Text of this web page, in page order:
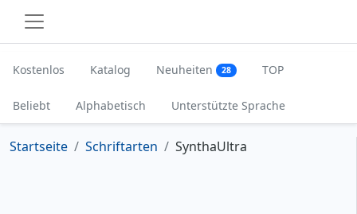
Kostenlos Katalog Neuheiten 28 TOP
Beliebt Alphabetisch Unterstützte Sprache
Startseite Schriftarten SynthaUltra